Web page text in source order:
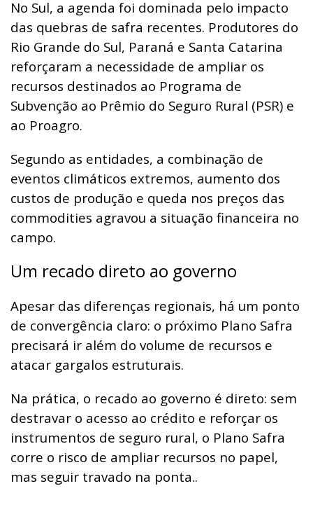
No Sul, a agenda foi dominada pelo impacto
das quebras de safra recentes. Produtores do
Rio Grande do Sul, Paraná e Santa Catarina
reforçaram a necessidade de ampliar os
recursos destinados ao Programa de
Subvenção ao Prêmio do Seguro Rural (PSR) e
ao Proagro.
Segundo as entidades, a combinação de
eventos climáticos extremos, aumento dos
custos de produção e queda nos preços das
commodities agravou a situação financeira no
campo.
Um recado direto ao governo
Apesar das diferenças regionais, há um ponto
de convergência claro: o próximo Plano Safra
precisará ir além do volume de recursos e
atacar gargalos estruturais.
Na prática, o recado ao governo é direto: sem
destravar o acesso ao crédito e reforçar os
instrumentos de seguro rural, o Plano Safra
corre o risco de ampliar recursos no papel,
mas seguir travado na ponta..